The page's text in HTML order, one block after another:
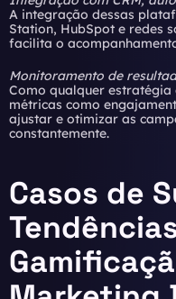
A integração dessas
Station, HubSpot e redes
facilita o
Monitoramento de
Como qualquer
métricas como
ajustar e otimizar as
constantemente.
Casos de